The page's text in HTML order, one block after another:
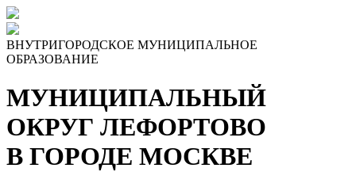
ВНУТРИГОРОДСКОЕ МУНИЦИПАЛЬНОЕ
ОБРАЗОВАНИЕ
МУНИЦИПАЛЬНЫЙ
ОКРУГ ЛЕФОРТОВО
В ГОРОДЕ МОСКВЕ